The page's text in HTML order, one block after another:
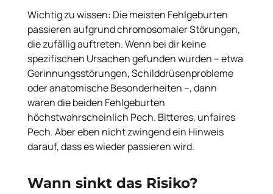
Wichtig zu wissen: Die meisten Fehlgeburten
passieren aufgrund chromosomaler Störungen,
die zufällig auftreten. Wenn bei dir keine
spezifischen Ursachen gefunden wurden – etwa
Gerinnungsstörungen, Schilddrüsenprobleme
oder anatomische Besonderheiten –, dann
waren die beiden Fehlgeburten
höchstwahrscheinlich Pech. Bitteres, unfaires
Pech. Aber eben nicht zwingend ein Hinweis
darauf, dass es wieder passieren wird.
Wann sinkt das Risiko?